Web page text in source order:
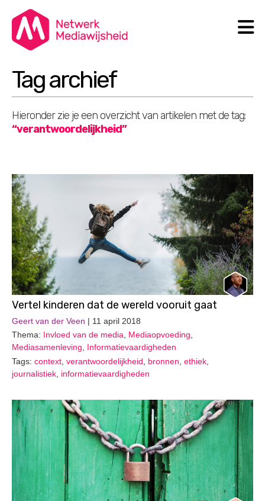
Search
Tag archief
Hieronder zie je een overzicht van artikelen met de tag:
“verantwoordelijkheid”
Vertel kinderen dat de wereld vooruit gaat
Geert van der Veen | 11 april 2018
Thema: Invloed van de media, Mediaopvoeding,
Mediasamenleving, Informatievaardigheden
Tags: context, verantwoordelijkheid, bronnen, ethiek,
journalistiek, informatievaardigheden